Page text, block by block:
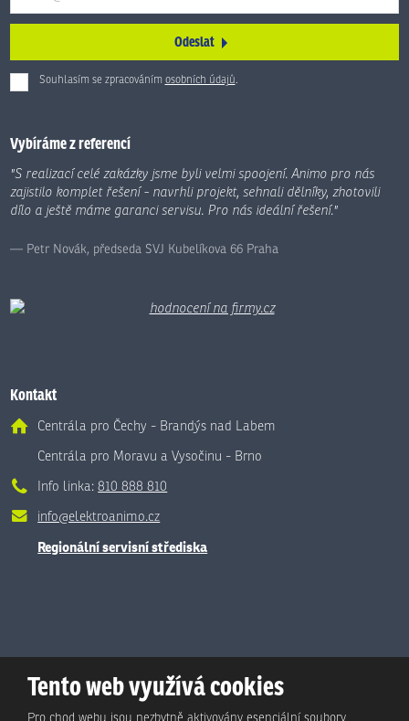
Odeslat
Souhlasím se zpracováním osobních údajů.
Formulář
nepodařilo
odeslat.
Vybíráme z referencí
"S realizací celé zakázky jsme byli velmi spoojení. Animo pro nás
zajistilo komplet řešení - navrhli projekt, sehnali dělníky, zhotovili
dílo a ještě máme garanci servisu. Pro nás ideální řešení."
Petr Novák, předseda SVJ Kubelíkova 66 Praha
Kontakt
Centrála pro Čechy - Brandýs nad Labem
Centrála pro Moravu a Vysočinu - Brno
Info linka:810 888 810
info@elektroanimo.cz
Regionální servisní střediska
Tento web využívá cookies
Pro chod webu jsou nezbytně aktivovány esenciální soubory